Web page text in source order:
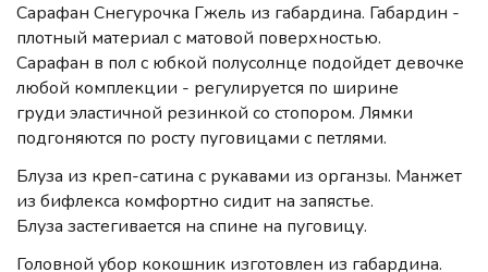
Сарафан Снегурочка Гжель из габардина. Габардин -
плотный материал с матовой поверхностью.
Сарафан в пол с юбкой полусолнце подойдет девочке
любой комплекции - регулируется по ширине
груди эластичной резинкой со стопором. Лямки
подгоняются по росту пуговицами с петлями.
Блуза из креп-сатина с рукавами из органзы. Манжет
из бифлекса комфортно сидит на запястье.
Блуза застегивается на спине на пуговицу.
Головной убор кокошник изготовлен из габардина.